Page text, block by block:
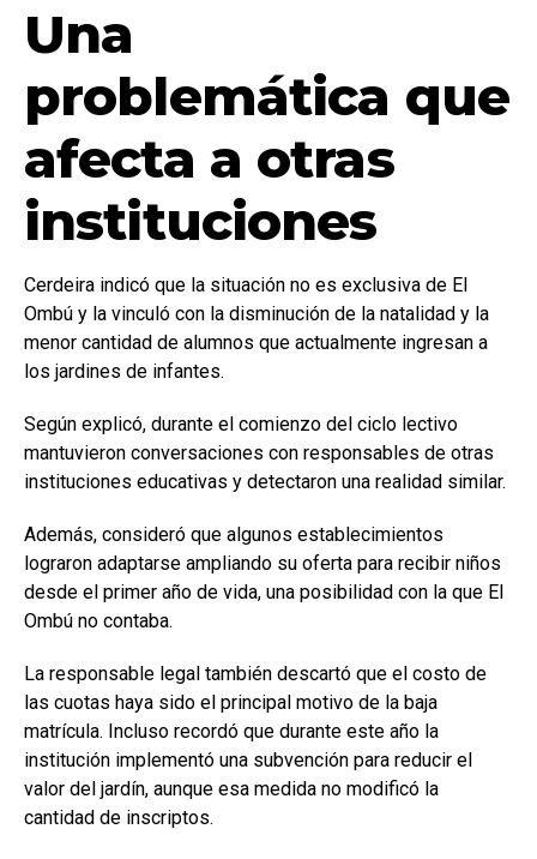
Una
problemática que
afecta a otras
instituciones
Cerdeira indicó que la situación no es exclusiva de El
Ombú y la vinculó con la disminución de la natalidad y la
menor cantidad de alumnos que actualmente ingresan a
los jardines de infantes.
Según explicó, durante el comienzo del ciclo lectivo
mantuvieron conversaciones con responsables de otras
instituciones educativas y detectaron una realidad similar.
Además, consideró que algunos establecimientos
lograron adaptarse ampliando su oferta para recibir niños
desde el primer año de vida, una posibilidad con la que El
Ombú no contaba.
La responsable legal también descartó que el costo de
las cuotas haya sido el principal motivo de la baja
matrícula. Incluso recordó que durante este año la
institución implementó una subvención para reducir el
valor del jardín, aunque esa medida no modificó la
cantidad de inscriptos.